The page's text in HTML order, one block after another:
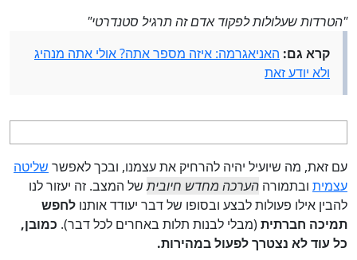
"הטרדות שעלולות לפקוד אדם זה תרגיל סטנדרטי"
קרא גם: האניאגרמה: איזה מספר אתה? אולי אתה מנהיג
ולא יודע זאת
עם זאת, מה שיועיל יהיה להרחיק את עצמנו, ובכך לאפשר שליטה
עצמית ובתמורה הערכה מחדש חיוביתשל המצב. זה יעזור לנו
להבין אילו פעולות לבצע ובסופו של דבר יעודד אותנו לחפש
תמיכה חברתית(מבלי לבנות תלות באחרים לכל דבר). כמובן,
כל עוד לא נצטרך לפעול במהירות.